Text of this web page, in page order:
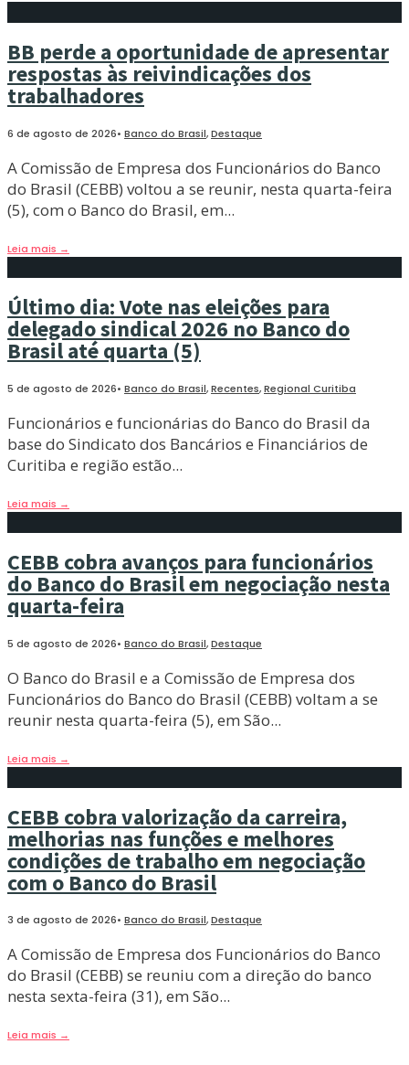
BB perde a oportunidade de apresentar
respostas às reivindicações dos
trabalhadores
6 de agosto de 2026• Banco do Brasil,Destaque
A Comissão de Empresa dos Funcionários do Banco
do Brasil (CEBB) voltou a se reunir, nesta quarta-feira
(5), com o Banco do Brasil, em...
Leia mais →
Último dia: Vote nas eleições para
delegado sindical 2026 no Banco do
Brasil até quarta (5)
5 de agosto de 2026• Banco do Brasil,Recentes,Regional Curitiba
Funcionários e funcionárias do Banco do Brasil da
base do Sindicato dos Bancários e Financiários de
Curitiba e região estão...
Leia mais →
CEBB cobra avanços para funcionários
do Banco do Brasil em negociação nesta
quarta-feira
5 de agosto de 2026• Banco do Brasil,Destaque
O Banco do Brasil e a Comissão de Empresa dos
Funcionários do Banco do Brasil (CEBB) voltam a se
reunir nesta quarta-feira (5), em São...
Leia mais →
CEBB cobra valorização da carreira,
melhorias nas funções e melhores
condições de trabalho em negociação
com o Banco do Brasil
3 de agosto de 2026• Banco do Brasil,Destaque
A Comissão de Empresa dos Funcionários do Banco
do Brasil (CEBB) se reuniu com a direção do banco
nesta sexta-feira (31), em São...
Leia mais →